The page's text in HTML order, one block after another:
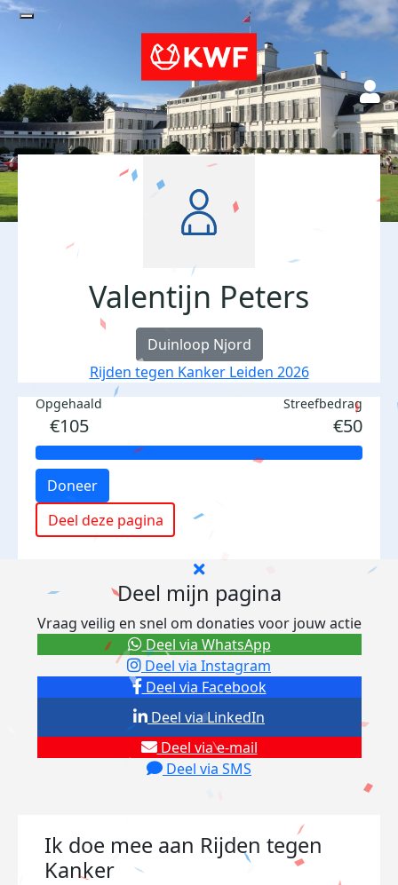
Valentijn Peters
Duinloop Njord
Rijden tegen Kanker Leiden 2026
Opgehaald
€105
Streefbedrag
€50
Doneer
Deel deze pagina
Deel mijn pagina
Vraag veilig en snel om donaties voor jouw actie
Deel via Facebook
Deel via Instagram
Deel via e-mail
Deel via SMS
Deel via LinkedIn
Deel via WhatsApp
Ik doe mee aan Rijden tegen
Kanker